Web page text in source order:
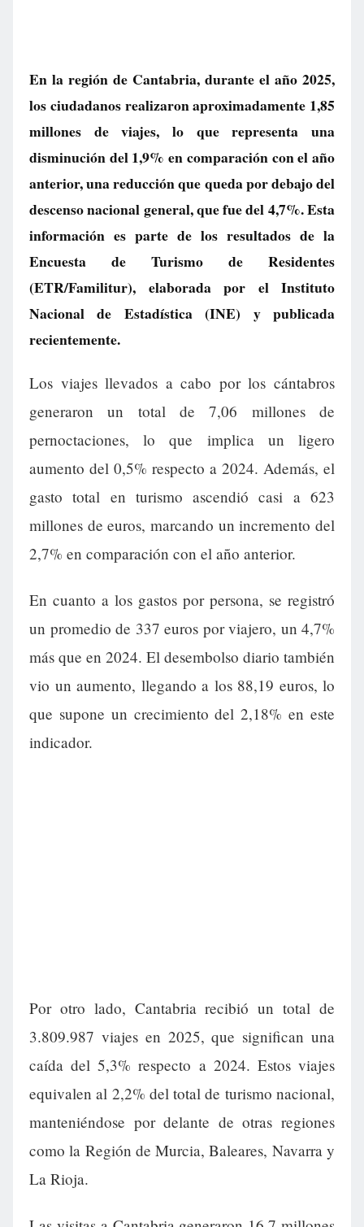
En la región de Cantabria, durante el año 2025,
los ciudadanos realizaron aproximadamente 1,85
millones de viajes, lo que representa una
disminución del 1,9% en comparación con el año
anterior, una reducción que queda por debajo del
descenso nacional general, que fue del 4,7%. Esta
información es parte de los resultados de la
Encuesta de Turismo de Residentes
(ETR/Familitur), elaborada por el Instituto
Nacional de Estadística (INE) y publicada
recientemente.
Los viajes llevados a cabo por los cántabros
generaron un total de 7,06 millones de
pernoctaciones, lo que implica un ligero
aumento del 0,5% respecto a 2024. Además, el
gasto total en turismo ascendió casi a 623
millones de euros, marcando un incremento del
2,7% en comparación con el año anterior.
En cuanto a los gastos por persona, se registró
un promedio de 337 euros por viajero, un 4,7%
más que en 2024. El desembolso diario también
vio un aumento, llegando a los 88,19 euros, lo
que supone un crecimiento del 2,18% en este
indicador.
Por otro lado, Cantabria recibió un total de
3.809.987 viajes en 2025, que significan una
caída del 5,3% respecto a 2024. Estos viajes
equivalen al 2,2% del total de turismo nacional,
manteniéndose por delante de otras regiones
como la Región de Murcia, Baleares, Navarra y
La Rioja.